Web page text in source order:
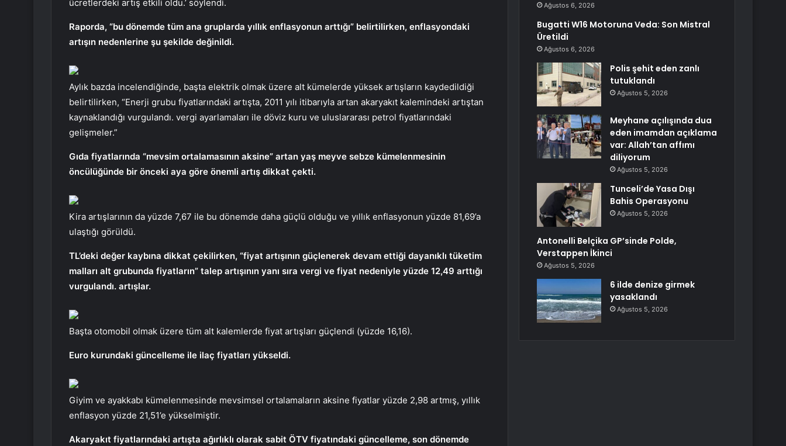
ücretlerdeki artış etkili oldu.’ söylendi.
Raporda, “bu dönemde tüm ana gruplarda yıllık enflasyonun arttığı” belirtilirken, enflasyondaki
artışın nedenlerine şu şekilde değinildi.
Aylık bazda incelendiğinde, başta elektrik olmak üzere alt kümelerde yüksek artışların kaydedildiği
belirtilirken, “Enerji grubu fiyatlarındaki artışta, 2011 yılı itibarıyla artan akaryakıt kalemindeki artıştan
kaynaklandığı vurgulandı. vergi ayarlamaları ile döviz kuru ve uluslararası petrol fiyatlarındaki
gelişmeler.”
Gıda fiyatlarında “mevsim ortalamasının aksine” artan yaş meyve sebze kümelenmesinin
öncülüğünde bir önceki aya göre önemli artış dikkat çekti.
Kira artışlarının da yüzde 7,67 ile bu dönemde daha güçlü olduğu ve yıllık enflasyonun yüzde 81,69’a
ulaştığı görüldü.
TL’deki değer kaybına dikkat çekilirken, “fiyat artışının güçlenerek devam ettiği dayanıklı tüketim
malları alt grubunda fiyatların” talep artışının yanı sıra vergi ve fiyat nedeniyle yüzde 12,49 arttığı
vurgulandı. artışlar.
Başta otomobil olmak üzere tüm alt kalemlerde fiyat artışları güçlendi (yüzde 16,16).
Euro kurundaki güncelleme ile ilaç fiyatları yükseldi.
Giyim ve ayakkabı kümelenmesinde mevsimsel ortalamaların aksine fiyatlar yüzde 2,98 artmış, yıllık
enflasyon yüzde 21,51’e yükselmiştir.
Akaryakıt fiyatlarındaki artışta ağırlıklı olarak sabit ÖTV fiyatındaki güncelleme, son dönemde
Ağustos 6, 2026
Bugatti W16 Motoruna Veda: Son Mistral
Üretildi
Ağustos 6, 2026
Polis şehit eden zanlı
tutuklandı
Ağustos 5, 2026
Meyhane açılışında dua
eden imamdan açıklama
var: Allah’tan affımı
diliyorum
Ağustos 5, 2026
Tunceli’de Yasa Dışı
Bahis Operasyonu
Ağustos 5, 2026
Antonelli Belçika GP’sinde Polde,
Verstappen İkinci
Ağustos 5, 2026
6 ilde denize girmek
yasaklandı
Ağustos 5, 2026